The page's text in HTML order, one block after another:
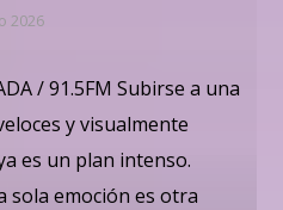
2026
/ 91.5FM Subirse a una
y visualmente
es un plan intenso.
sola emoción es otra